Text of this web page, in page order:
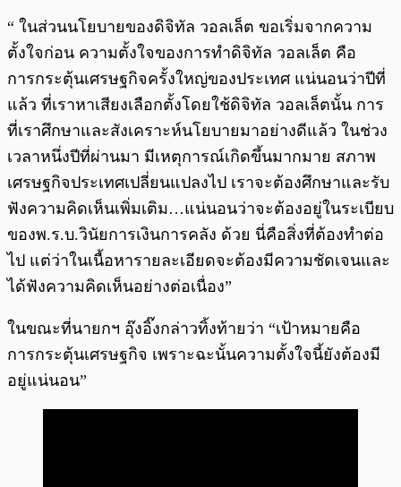
“ ในส่วนนโยบายของดิจิทัล วอลเล็ต ขอเริ่มจากความ
ตั้งใจก่อน ความตั้งใจของการทำดิจิทัล วอลเล็ต คือ
การกระตุ้นเศรษฐกิจครั้งใหญ่ของประเทศ แน่นอนว่าปีที่
แล้ว ที่เราหาเสียงเลือกตั้งโดยใช้ดิจิทัล วอลเล็ตนั้น การ
ที่เราศึกษาและสังเคราะห์นโยบายมาอย่างดีแล้ว ในช่วง
เวลาหนึ่งปีที่ผ่านมา มีเหตุการณ์เกิดขึ้นมากมาย สภาพ
เศรษฐกิจประเทศเปลี่ยนแปลงไป เราจะต้องศึกษาและรับ
ฟังความคิดเห็นเพิ่มเติม…แน่นอนว่าจะต้องอยู่ในระเบียบ
ของพ.ร.บ.วินัยการเงินการคลัง ด้วย นี่คือสิ่งที่ต้องทำต่อ
ไป แต่ว่าในเนื้อหารายละเอียดจะต้องมีความชัดเจนและ
ได้ฟังความคิดเห็นอย่างต่อเนื่อง”
ในขณะที่นายกฯ อุ๊งอิ๊งกล่าวทิ้งท้ายว่า “เป้าหมายคือ
การกระตุ้นเศรษฐกิจ เพราะฉะนั้นความตั้งใจนี้ยังต้องมี
อยู่แน่นอน”